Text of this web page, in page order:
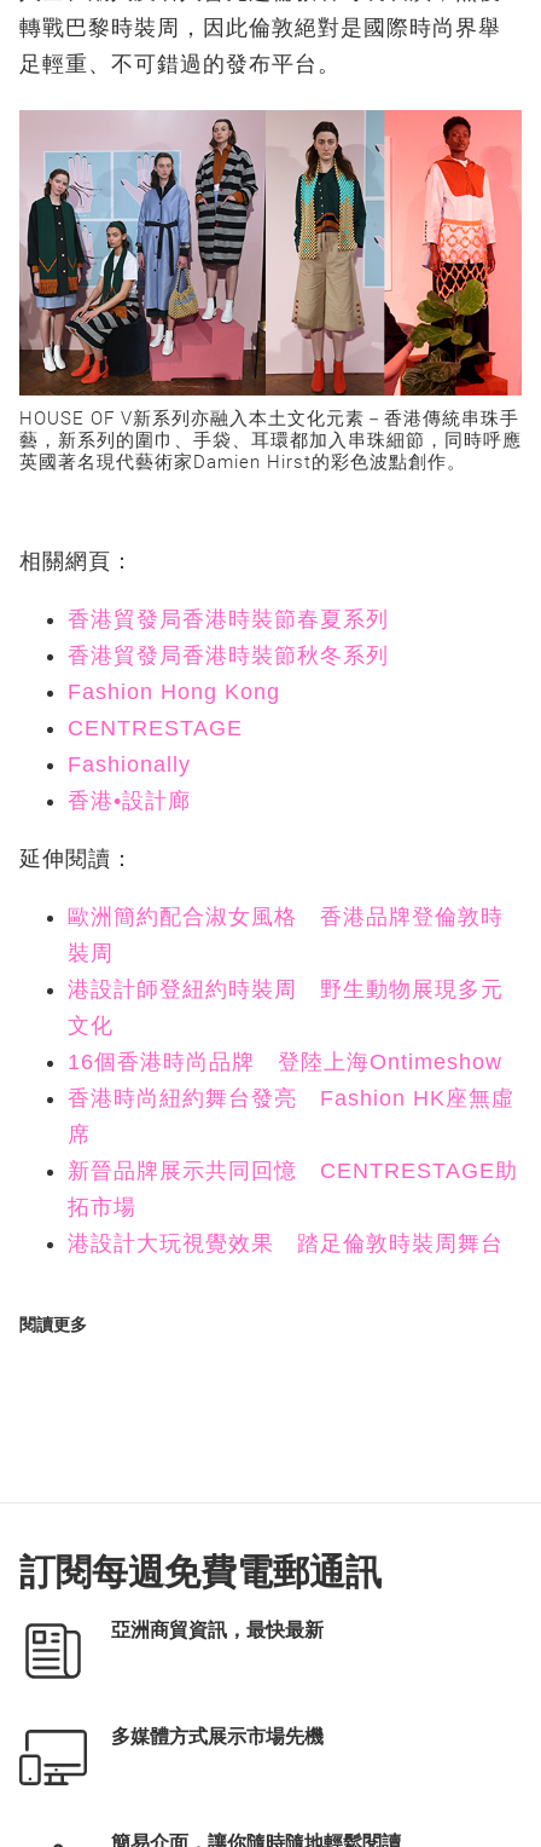
轉戰巴黎時裝周，因此倫敦絕對是國際時尚界舉
足輕重、不可錯過的發布平台。
HOUSE OF V新系列亦融入本土文化元素－香港傳統串珠手
藝，新系列的圍巾、手袋、耳環都加入串珠細節，同時呼應
英國著名現代藝術家Damien Hirst的彩色波點創作。
相關網頁：
香港貿發局香港時裝節春夏系列
香港貿發局香港時裝節秋冬系列
Fashion Hong Kong
CENTRESTAGE
Fashionally
香港•設計廊
延伸閱讀：
歐洲簡約配合淑女風格 香港品牌登倫敦時
裝周
港設計師登紐約時裝周 野生動物展現多元
文化
16個香港時尚品牌 登陸上海Ontimeshow
香港時尚紐約舞台發亮 Fashion HK座無虛
席
新晉品牌展示共同回憶 CENTRESTAGE助
拓市場
港設計大玩視覺效果 踏足倫敦時裝周舞台
閱讀更多
訂閱每週免費電郵通訊
亞洲商貿資訊，最快最新
多媒體方式展示市場先機
簡易介面，讓你隨時隨地輕鬆閱讀